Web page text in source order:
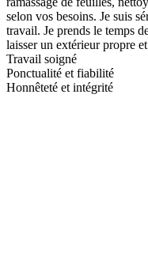
selon vos besoins. Je suis
travail. Je prends le temps
laisser un extérieur propre
Travail soigné
Ponctualité et fiabilité
Honnêteté et intégrité